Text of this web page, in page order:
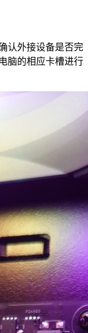
认外接设备是否完
脑的相应卡槽进行